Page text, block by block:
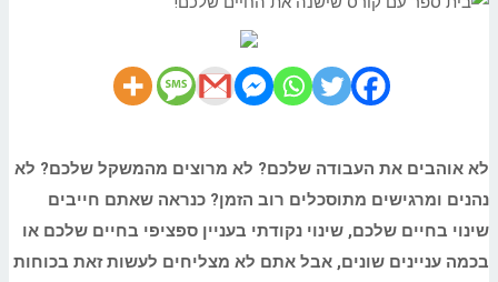
לא אוהבים את העבודה שלכם? לא מרוצים מהמשקל שלכם? לא
נהנים ומרגישים מתוסכלים רוב הזמן? כנראה שאתם חייבים
שינוי בחיים שלכם, שינוי נקודתי בעניין ספציפי בחיים שלכם או
בכמה עניינים שונים, אבל אתם לא מצליחים לעשות זאת בכוחות